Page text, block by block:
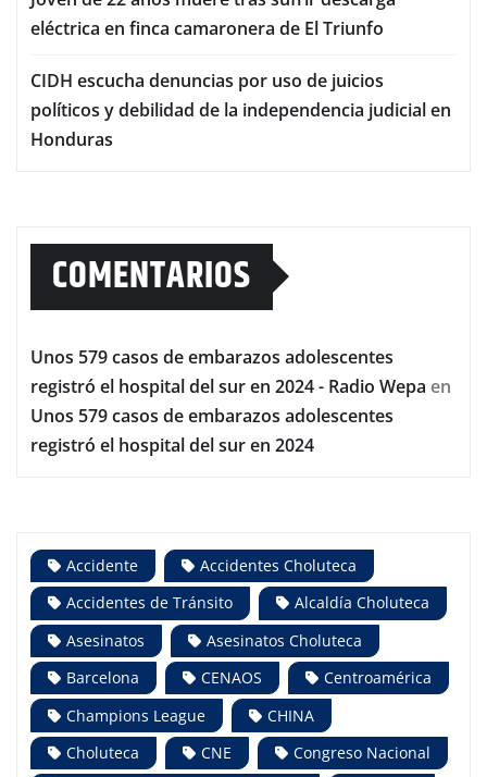
eléctrica en finca camaronera de El Triunfo
CIDH escucha denuncias por uso de juicios
políticos y debilidad de la independencia judicial en
Honduras
COMENTARIOS
Unos 579 casos de embarazos adolescentes
registró el hospital del sur en 2024 - Radio Wepa en
Unos 579 casos de embarazos adolescentes
registró el hospital del sur en 2024
Accidente
Accidentes Choluteca
Accidentes de Tránsito
Alcaldía Choluteca
Asesinatos
Asesinatos Choluteca
Barcelona
CENAOS
Centroamérica
Champions League
CHINA
Choluteca
CNE
Congreso Nacional